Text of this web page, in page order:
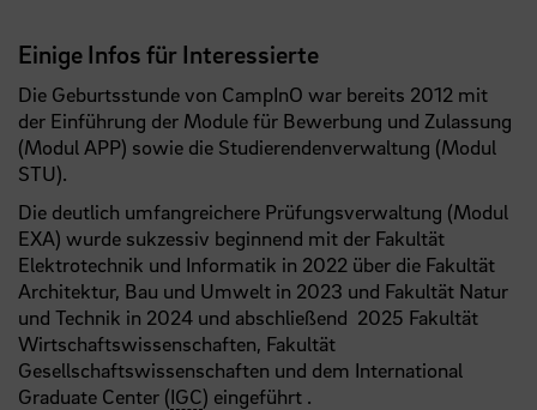
Einige Infos für Interessierte
Die Geburtsstunde von CampInO war bereits 2012 mit
der Einführung der Module für Bewerbung und Zulassung
(Modul APP) sowie die Studierendenverwaltung (Modul
STU).
Die deutlich umfangreichere Prüfungsverwaltung (Modul
EXA) wurde sukzessiv beginnend mit der Fakultät
Elektrotechnik und Informatik in 2022 über die Fakultät
Architektur, Bau und Umwelt in 2023 und Fakultät Natur
und Technik in 2024 und abschließend 2025 Fakultät
Wirtschaftswissenschaften, Fakultät
Gesellschaftswissenschaften und dem International
Graduate Center (IGC) eingeführt .